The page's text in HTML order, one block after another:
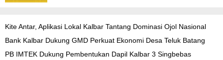
Kite Antar, Aplikasi Lokal Kalbar Tantang Dominasi Ojol Nasional
Bank Kalbar Dukung GMD Perkuat Ekonomi Desa Teluk Batang
PB IMTEK Dukung Pembentukan Dapil Kalbar 3 Singbebas